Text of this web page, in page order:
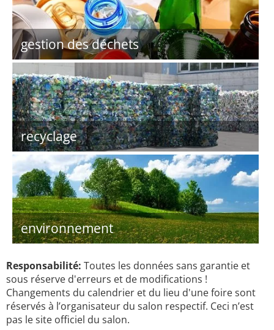
gestion des déchets
recyclage
environnement
Responsabilité: Toutes les données sans garantie et
sous réserve d'erreurs et de modifications !
Changements du calendrier et du lieu d'une foire sont
réservés à l’organisateur du salon respectif. Ceci n’est
pas le site officiel du salon.